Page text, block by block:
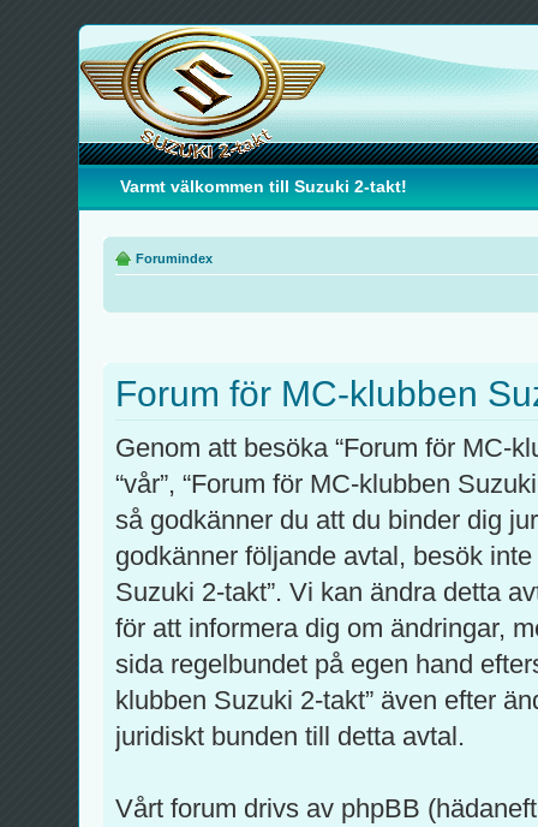
Varmt välkommen till Suzuki 2-takt!
Forumindex
Forum för MC-klubben
Genom att besöka “Forum för MC-
“vår”, “Forum för MC-klubben
så godkänner du att du binder dig
godkänner följande avtal, besök
Suzuki 2-takt”. Vi kan ändra detta
för att informera dig om ändringar,
sida regelbundet på egen hand
klubben Suzuki 2-takt” även efter
juridiskt bunden till detta avtal.
Vårt forum drivs av phpBB